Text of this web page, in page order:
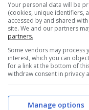
Your personal data will be
(cookies, unique identifiers,
accessed by and shared
site. We and our partners
partners.
Some vendors may
interest, which you can
for a link at the bottom of
withdraw consent in privacy
Manage options